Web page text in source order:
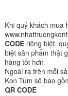
Khi quý khách mua
CODE riêng biệt,
biệt sản phẩm thật
hàng tốt hơn
Ngoài ra trên mỗi
Kon Tum sẽ bao
QR CODE